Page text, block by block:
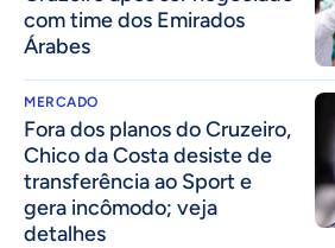
com time dos Emirados
Árabes
MERCADO
Fora dos planos do Cruzeiro,
Chico da Costa desiste de
transferência ao Sport e
gera incômodo; veja
detalhes